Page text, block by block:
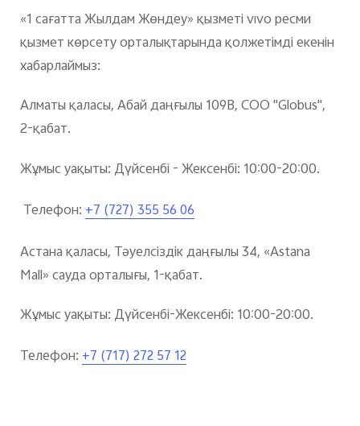
«1 сағатта Жылдам Жөндеу» қызметі vivo ресми
қызмет көрсету орталықтарында қолжетімді екенін
хабарлаймыз:
Алматы қаласы, Абай даңғылы 109В, СОО "Globus",
2-қабат.
Жұмыс уақыты: Дүйсенбі - Жексенбі: 10:00-20:00.
Телефон: +7 (727) 355 56 06
Астана қаласы, Тәуелсіздік даңғылы 34, «Astana
Mall» сауда орталығы, 1-қабат.
Жұмыс уақыты: Дүйсенбі-Жексенбі: 10:00-20:00.
Телефон: +7 (717) 272 57 12